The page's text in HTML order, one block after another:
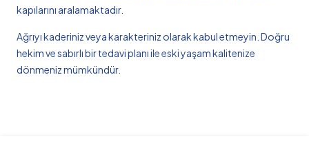
kapılarını aralamaktadır.
Ağrıyı kaderiniz veya karakteriniz olarak kabul etmeyin. Doğru
hekim ve sabırlı bir tedavi planı ile eski yaşam kalitenize
dönmeniz mümkündür.